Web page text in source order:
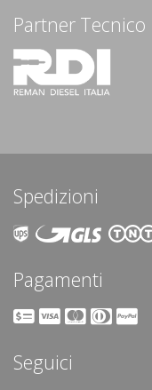
Partner Tecnico
Spedizioni
Pagamenti
Seguici